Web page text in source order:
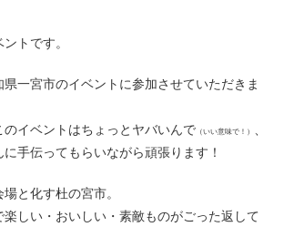
トです。
一宮市のイベントに参加させていただきま
のイベントはちょっとヤバいんで （いい意味で！）
手伝ってもらいながら頑張ります！
と化す杜の宮市。
楽しい・おいしい・素敵ものがごった返して